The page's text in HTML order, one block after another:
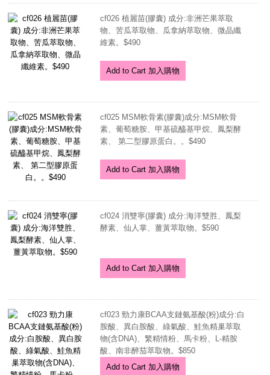
cf026 植麗苗(膠囊) 成分:非洲芒果萃取
物、苦瓜萃取物、瓜拿納萃取物、微晶纖
維素。$490
Add to Cart 加入購物
cf025 MSM軟骨素(膠囊)成分:MSM軟骨
素、葡萄糖胺、甲基硫醯基甲烷、鳳梨酵
素、 第二型膠原蛋白。。$490
Add to Cart 加入購物
cf024 消雙寧(膠囊) 成分:海洋雙胜、鳳梨
酵素、仙人掌、薑黃萃取物。$590
Add to Cart 加入購物
cf023 勁力康BCAA支鏈氨基酸(粉)成分:白
胺酸、異白胺酸、綠氣酸、鮭魚精巢萃取
物(含DNA)、繁精情粉、馬卡粉、L-精胺
酸、南非醉茄萃取物。$850
Add to Cart 加入購物